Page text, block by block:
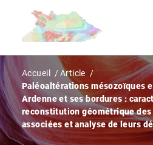
contenu
Fil
d'Ariane
Accueil
Article
Paléoaltérations mésozoïques
Ardenne et ses bordures :
reconstitution géométrique des
associées et analyse de leurs